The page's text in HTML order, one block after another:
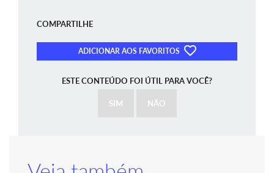
COMPARTILHE
ADICIONAR AOS FAVORITOS
ESTE CONTEÚDO FOI ÚTIL PARA VOCÊ?
SIM NÃO